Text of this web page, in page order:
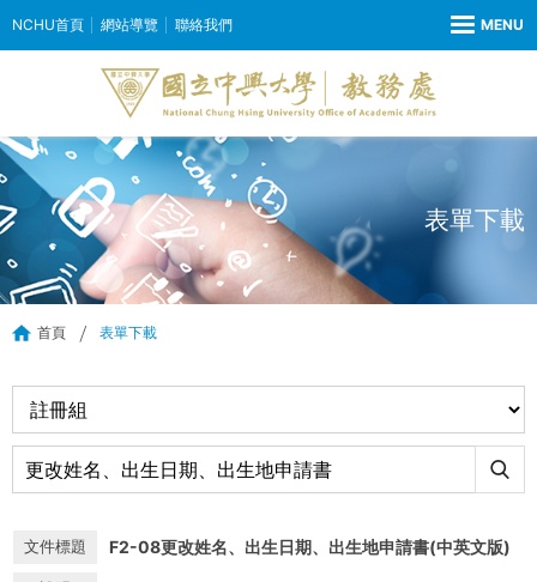
NCHU首頁 網站導覽 聯絡我們
表單下載
首頁 表單下載
F2-08更改姓名、出生日期、出生地申請書(中英文版)